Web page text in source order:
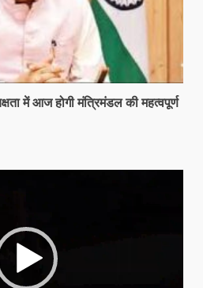
में आज होगी मंत्रिमंडल की महत्वपूर्ण